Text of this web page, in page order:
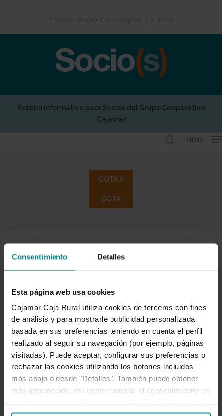
Consentimiento Detalles
Esta página web usa cookies
Cajamar Caja Rural utiliza cookies de terceros con fines
de análisis y para mostrarle publicidad personalizada
basada en sus preferencias teniendo en cuenta el perfil
realizado al seguir su navegación (por ejemplo, páginas
visitadas). Puede aceptar, configurar sus preferencias o
rechazar las cookies utilizando los botones incluidos
más abajo o desde "Detalles". También puede obtener
más información, así como cambiar el consentimiento en
main
Boletín Informativo para Socios del Grupo Cooperativo
Cajamar
MENU
GOTA A
GOTA
INICIATIVAS SOLIDARIAS